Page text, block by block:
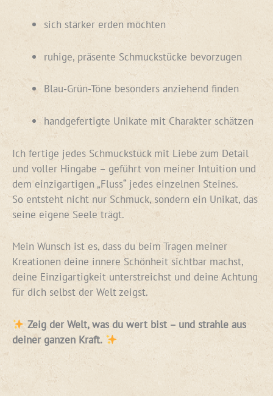
sich stärker erden möchten
ruhige, präsente Schmuckstücke bevorzugen
Blau-Grün-Töne besonders anziehend finden
handgefertigte Unikate mit Charakter schätzen
Ich fertige jedes Schmuckstück mit Liebe zum Detail
und voller Hingabe – geführt von meiner Intuition und
dem einzigartigen „Fluss“ jedes einzelnen Steines.
So entsteht nicht nur Schmuck, sondern ein Unikat, das
seine eigene Seele trägt.
Mein Wunsch ist es, dass du beim Tragen meiner
Kreationen deine innere Schönheit sichtbar machst,
deine Einzigartigkeit unterstreichst und deine Achtung
für dich selbst der Welt zeigst.
Zeig der Welt, was du wert bist – und strahle aus
deiner ganzen Kraft.